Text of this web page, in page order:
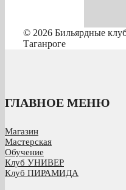
© 2026 Бильярдные
Таганроге
ГЛАВНОЕ МЕНЮ
Магазин
Мастерская
Обучение
Клуб УНИВЕР
Клуб ПИРАМИДА